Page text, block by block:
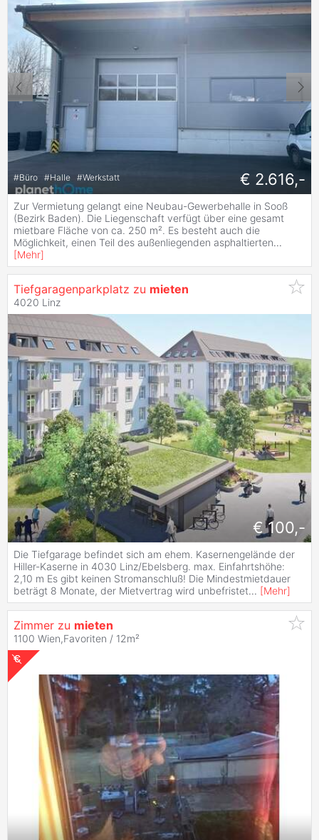
#Büro #Halle #Werkstatt € 2.616,-
Zur Vermietung gelangt eine Neubau-Gewerbehalle in Sooß
(Bezirk Baden). Die Liegenschaft verfügt über eine gesamt
mietbare Fläche von ca. 250 m². Es besteht auch die
Möglichkeit, einen Teil des außenliegenden asphaltierten...
[Mehr]
Tiefgaragenparkplatz zu mieten
4020 Linz
€ 100,-
Die Tiefgarage befindet sich am ehem. Kasernengelände der
Hiller-Kaserne in 4030 Linz/Ebelsberg. max. Einfahrtshöhe:
2,10 m Es gibt keinen Stromanschluß! Die Mindestmietdauer
beträgt 8 Monate, der Mietvertrag wird unbefristet... [Mehr]
Zimmer zu mieten
1100 Wien,Favoriten / 12m²